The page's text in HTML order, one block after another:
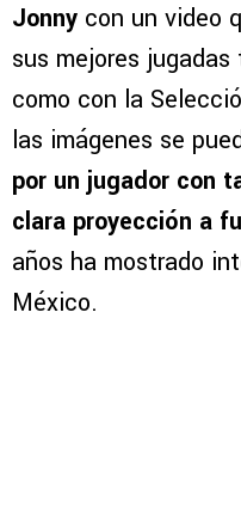
Jonny con un video
sus mejores
como con la
las imágenes se
por un jugador con
clara proyección a
años ha mostrado
México.